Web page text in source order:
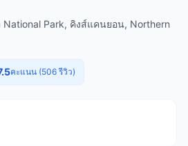
National Park, คิงส์แคนยอน, Northern
คะแนน (506 รีวิว)